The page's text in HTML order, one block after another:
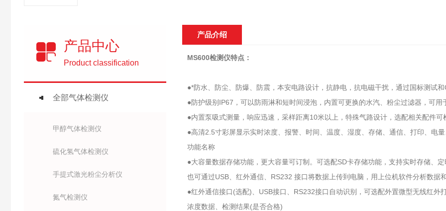
产品中心
Product classification
全部气体检测仪
甲醇气体检测仪
硫化氢气体检测仪
手提式激光粉尘分析仪
氮气检测仪
产品介绍
MS600检测仪特点：
●*防水、防尘、防爆、防震，本安电路设计，抗静电，抗电磁干扰，通过国标测试
●防护级别IP67，可以防雨淋和短时间浸泡，内置可更换的水汽、粉尘过滤器，可
●内置泵吸式测量，响应迅速，采样距离10米以上，特殊气路设计，选配相关配件
●高清2.5寸彩屏显示实时浓度、报警、时间、温度、湿度、存储、通信、打印、电
功能名称
●大容量数据存储功能，更大容量可订制。可选配SD卡存储功能，支持实时存储、
也可通过USB、红外通信、RS232 接口将数据上传到电脑，用上位机软件分析数据
●红外通信接口(选配)、USB接口、RS232接口自动识别，可选配外置微型无线红外
浓度数据、检测结果(是否合格)